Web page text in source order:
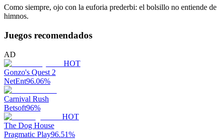
Como siempre, ojo con la euforia prederbi: el bolsillo no entiende de
himnos.
Juegos recomendados
AD
HOT
Gonzo's Quest 2
NetEnt96.06%
Carnival Rush
Betsoft96%
HOT
The Dog House
Pragmatic Play96.51%